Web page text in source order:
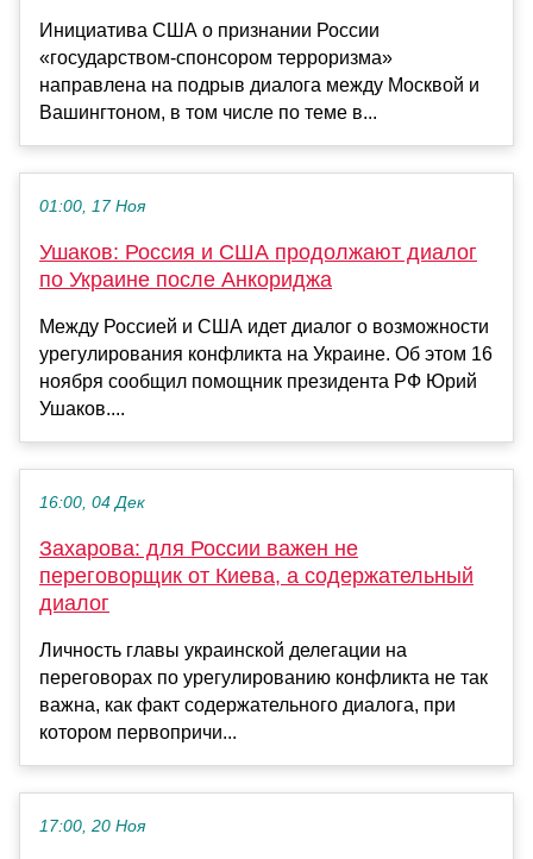
Инициатива США о признании России
«государством-спонсором терроризма»
направлена на подрыв диалога между Москвой и
Вашингтоном, в том числе по теме в...
01:00, 17 Ноя
Ушаков: Россия и США продолжают диалог
по Украине после Анкориджа
Между Россией и США идет диалог о возможности
урегулирования конфликта на Украине. Об этом 16
ноября сообщил помощник президента РФ Юрий
Ушаков....
16:00, 04 Дек
Захарова: для России важен не
переговорщик от Киева, а содержательный
диалог
Личность главы украинской делегации на
переговорах по урегулированию конфликта не так
важна, как факт содержательного диалога, при
котором первопричи...
17:00, 20 Ноя